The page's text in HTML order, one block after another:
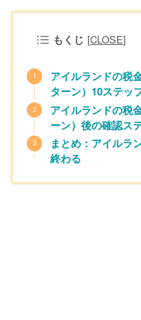
もくじ [CLOSE]
アイルランドの税
ターン）10ステッ
アイルランドの税
ーン）後の確認ス
まとめ：アイルラ
終わる